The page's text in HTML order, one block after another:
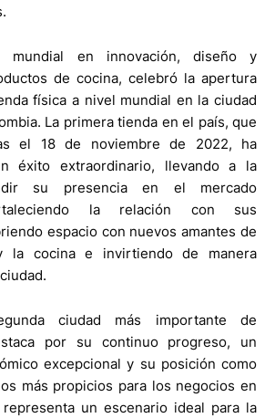
mundial en innovación, diseño y
de cocina, celebró la apertura
física a nivel mundial en la ciudad
La primera tienda en el país, que
el 18 de noviembre de 2022, ha
éxito extraordinario, llevando a la
su presencia en el mercado
la relación con sus
espacio con nuevos amantes de
la cocina e invirtiendo de manera
ciudad más importante de
por su continuo progreso, un
excepcional y su posición como
más propicios para los negocios en
un escenario ideal para la